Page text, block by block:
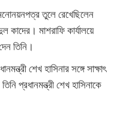
তুলে রেখেছিলেন
কাদের। মাশরাফি কার্যালয়ে
তিনি।
শেখ হাসিনার সঙ্গে সাক্ষাৎ
প্রধানমন্ত্রী শেখ হাসিনাকে